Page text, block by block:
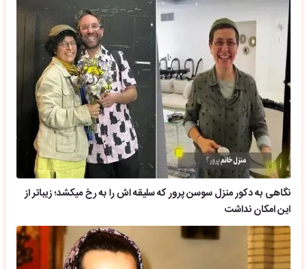
نگاهی به دکور منزل سوسن پرور که سلیقه اش را به رخ میکشد؛ زیباتر از
این امکان نداشت